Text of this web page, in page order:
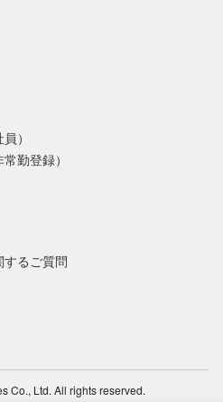
するご質問
）
勤登録）
Co., Ltd. All rights reserved.